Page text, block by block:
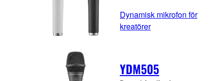
Dynamisk mikrofon för
kreatörer
YDM505